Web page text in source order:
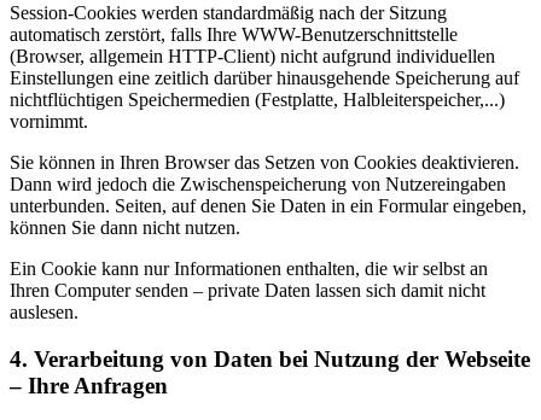
Session-Cookies werden standardmäßig nach der Sitzung
automatisch zerstört, falls Ihre WWW-Benutzerschnittstelle
(Browser, allgemein HTTP-Client) nicht aufgrund individuellen
Einstellungen eine zeitlich darüber hinausgehende Speicherung auf
nichtflüchtigen Speichermedien (Festplatte, Halbleiterspeicher,...)
vornimmt.
Sie können in Ihren Browser das Setzen von Cookies deaktivieren.
Dann wird jedoch die Zwischenspeicherung von Nutzereingaben
unterbunden. Seiten, auf denen Sie Daten in ein Formular eingeben,
können Sie dann nicht nutzen.
Ein Cookie kann nur Informationen enthalten, die wir selbst an
Ihren Computer senden – private Daten lassen sich damit nicht
auslesen.
4. Verarbeitung von Daten bei Nutzung der Webseite
– Ihre Anfragen